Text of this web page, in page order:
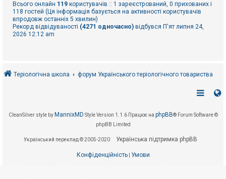
Всього онлайн 119 користувачів :: 1 зареєстрований, 0 прихованих і
118 гостей (Ця інформація базується на активності користувачів
впродовж останніх 5 хвилин)
Рекорд відвідуваності (4271 одночасно) відбувся П'ят липня 24,
2026 12:12 am
Теріологічна школа форум Українського теріологічного товариства
CleanSilver style by MannixMD Style Version 1.1.6 Працює на phpBB® Forum Software ©
phpBB Limited
Український переклад © 2005-2020 Українська підтримка phpBB
Конфіденційність| Умови